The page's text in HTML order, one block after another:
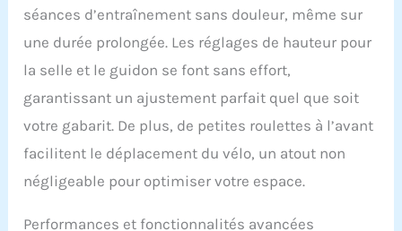
fitness. STRUCTURE
Son cadre renforcé
supporte jusqu’à 160 kg
excellente stabilité. Les
pédales antidérapantes
assurent une utilisation
en toute confiance,
intensifs. CONFORT ET
séances d’entraînement sans douleur, même sur
une durée prolongée. Les réglages de hauteur pour
la selle et le guidon se font sans effort,
garantissant un ajustement parfait quel que soit
votre gabarit. De plus, de petites roulettes à l’avant
facilitent le déplacement du vélo, un atout non
négligeable pour optimiser votre espace.
Performances et fonctionnalités avancées